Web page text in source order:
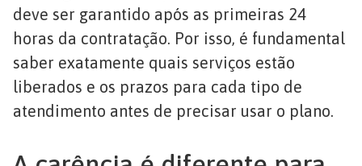
deve ser garantido após as primeiras 24
horas da contratação. Por isso, é fundamental
saber exatamente quais serviços estão
liberados e os prazos para cada tipo de
atendimento antes de precisar usar o plano.